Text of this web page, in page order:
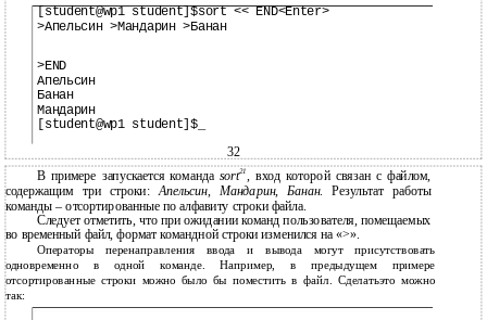
[student@wp1 student]$sort << END<Enter>
>Апельсин >Мандарин >Банан
>END
Апельсин
Банан
Мандарин
[student@wp1 student]$_
32
В примере запускается командаsort21 , вход которой связан с файлом,
содержащим три строки: Апельсин, Мандарин, Банан. Результат работы
команды – отсортированные по алфавиту строки файла.
Следует отметить, что при ожидании команд пользователя, помещаемых
во временный файл, формат командной строки изменился на «>».
Операторы перенаправления ввода и вывода могут присутствовать
одновременно в одной команде. Например, в предыдущем примере
отсортированные строки можно было бы поместить в файл. Сделатьэто можно
так: